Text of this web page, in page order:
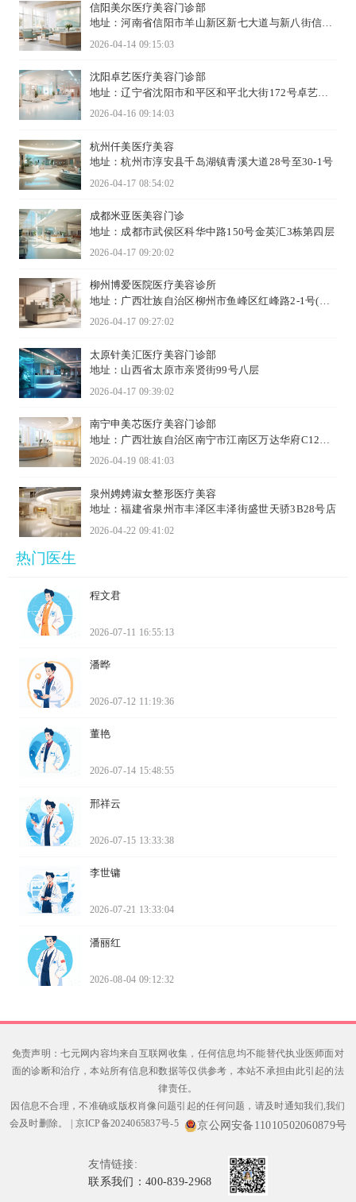
信阳美尔医疗美容门诊部
地址：河南省信阳市羊山新区新七大道与新八街信访
2026-04-14 09:15:03
沈阳卓艺医疗美容门诊部
地址：辽宁省沈阳市和平区和平北大街172号卓艺整
2026-04-16 09:14:03
杭州仟美医疗美容
地址：杭州市淳安县千岛湖镇青溪大道28号至30-1号
2026-04-17 08:54:02
成都米亚医美容门诊
地址：成都市武侯区科华中路150号金英汇3栋第四层
2026-04-17 09:20:02
柳州博爱医院医疗美容诊所
地址：广西壮族自治区柳州市鱼峰区红峰路2-1号(马
2026-04-17 09:27:02
太原针美汇医疗美容门诊部
地址：山西省太原市亲贤街99号八层
2026-04-17 09:39:02
南宁申美芯医疗美容门诊部
地址：广西壮族自治区南宁市江南区万达华府C12栋
2026-04-19 08:41:03
泉州娉娉淑女整形医疗美容
地址：福建省泉州市丰泽区丰泽街盛世天骄3B28号店
2026-04-22 09:41:02
热门医生
程文君
2026-07-11 16:55:13
潘晔
2026-07-12 11:19:36
董艳
2026-07-14 15:48:55
邢祥云
2026-07-15 13:33:38
李世镛
2026-07-21 13:33:04
潘丽红
2026-08-04 09:12:32
免责声明：七元网内容均来自互联网收集，任何信息均不能替代执业医师面对
面的诊断和治疗，本站所有信息和数据等仅供参考，本站不承担由此引起的法
律责任。
因信息不合理，不准确或版权肖像问题引起的任何问题，请及时通知我们,我们
会及时删除。 | 京ICP备2024065837号-5 京公网安备11010502060879号
友情链接:
联系我们：400-839-2968